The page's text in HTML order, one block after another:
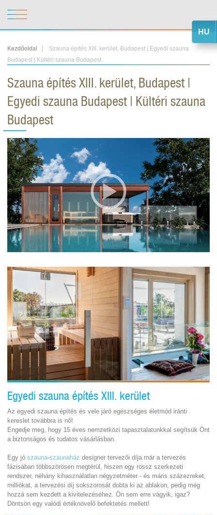
Kezdőoldal
Szauna építés XIII. kerület, Budapest | Egyedi szauna
Budapest | Kültéri szauna Budapest
Szauna építés XIII. kerület, Budapest |
Egyedi szauna Budapest | Kültéri szauna
Budapest
Egyedi szauna építés XIII. kerület
Az egyedi szauna építés és vele járó egészséges életmód iránti
kereslet továbbra is nő!
Engedje meg, hogy 15 éves nemzetközi tapasztalatunkkal segítsük Önt
a biztonságos és tudatos vásárlásban.
Egy jó szauna-szaunaház designer tervezői díja már a tervezés
fázisában többszörösen megtérül, hiszen egy rossz szerkezeti
rendszer, néhány kihasználatlan négyzetméter - és máris százezreket,
milliókat, a tervezési díj sokszorosát dobta ki az ablakon, pedig még
hozzá sem kezdett a kivitelezéséhez. Ön sem erre vágyik, igaz?
Döntsön egy valódi értéknövelő befektetés mellett!
HU